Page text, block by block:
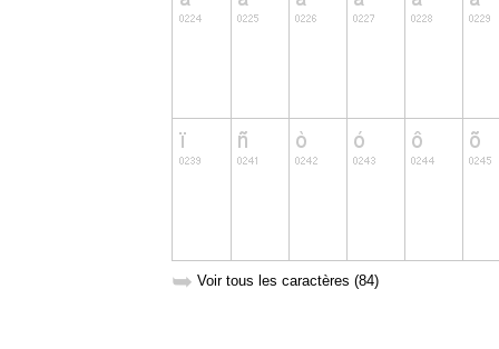
➥ Voir tous les caractères (84)